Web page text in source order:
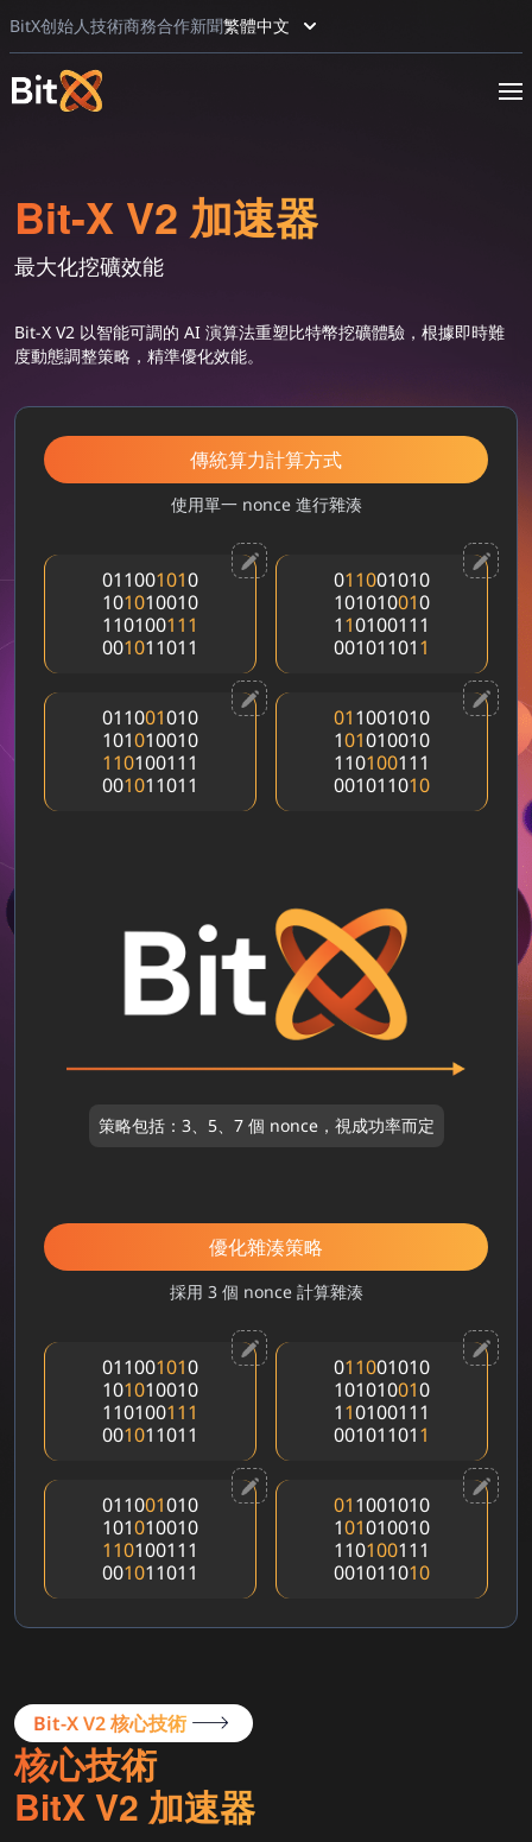
BitX创始人技術商務合作新聞繁體中文
Bit-X V2 加速器
最大化挖礦效能
Bit-X V2 以智能可調的 AI 演算法重塑比特幣挖礦體驗，根據即時難
度動態調整策略，精準優化效能。
傳統算力計算方式
使用單一 nonce 進行雜湊
011001010
101010010
110100111
001011011
011001010
101010010
110100111
001011011
011001010
101010010
110100111
001011011
011001010
101010010
110100111
001011010
策略包括：3、5、7 個 nonce，視成功率而定
優化雜湊策略
採用 3 個 nonce 計算雜湊
011001010
101010010
110100111
001011011
011001010
101010010
110100111
001011011
011001010
101010010
110100111
001011011
011001010
101010010
110100111
001011010
Bit-X V2 核心技術
核心技術
BitX V2 加速器